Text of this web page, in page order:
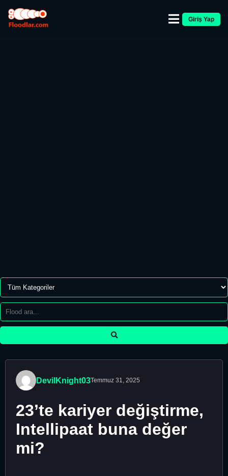
Giriş Yap
DevilKnight03Temmuz 31, 2025
23’te kariyer değiştirme,
Intellipaat buna değer
mi?